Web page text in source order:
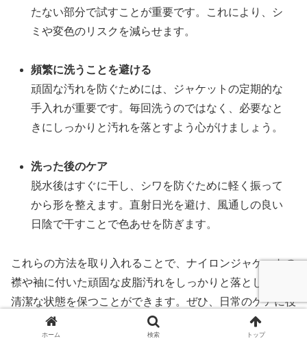
たない部分で試すことが重要です。これにより、シ
ミや変色のリスクを減らせます。
頻繁に洗うことを避ける
頑固な汚れを防ぐためには、ジャケットの定期的な
手入れが重要です。毎回洗うのではなく、必要なと
きにしっかりと汚れを落とすよう心がけましょう。
洗った後のケア
脱水後はすぐに干し、シワを防ぐために軽く振って
から形を整えます。直射日光を避け、風通しの良い
日陰で干すことで色あせを防ぎます。
これらの方法を取り入れることで、ナイロンジャケットの
襟や袖に付いた頑固な皮脂汚れをしっかりと落とし、常に
清潔な状態を保つことができます。ぜひ、日常のケアに役
立ててみてください。
ホーム 検索 トップ